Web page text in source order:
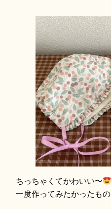
ちっちゃくてかわいい〜
一度作ってみたかったもの